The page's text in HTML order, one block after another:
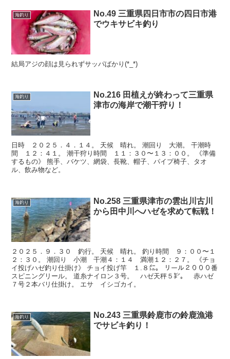
海釣り
No.49 三重県四日市市の四日市港
でウキサビキ釣り
結局アジの顔は見られずサッパばかり(*_*)
海釣り
No.216 田植えが終わって三重県
津市の海岸で潮干狩り！
日時 ２０２５．４．１４。 天候 晴れ。 潮回り 大潮。 干潮時
間 １２：４１。 潮干狩り時間 １１：３０〜１３：００。 《準備
するもの》 熊手、バケツ、網袋、長靴、帽子、パイプ椅子、タオ
ル、飲み物など。
海釣り
No.258 三重県津市の雲出川古川
から田中川へハゼを求めて転戦！
２０２５．９．３０ 釣行。 天候 晴れ。 釣り時間 ９：００〜１
２：３０。 潮回り 小潮 干潮４：１４ 満潮１２：２７。 《チョ
イ投げハゼ釣り仕掛け》 チョイ投げ竿 １.８㍍。 リール２０００番
スピニングリール。 道糸ナイロン３号。 ハゼ天秤５㌢。 赤ハゼ
７号２本バリ仕掛け。 エサ イシゴカイ。
海釣り
No.243 三重県鈴鹿市の鈴鹿漁港
でサビキ釣り！